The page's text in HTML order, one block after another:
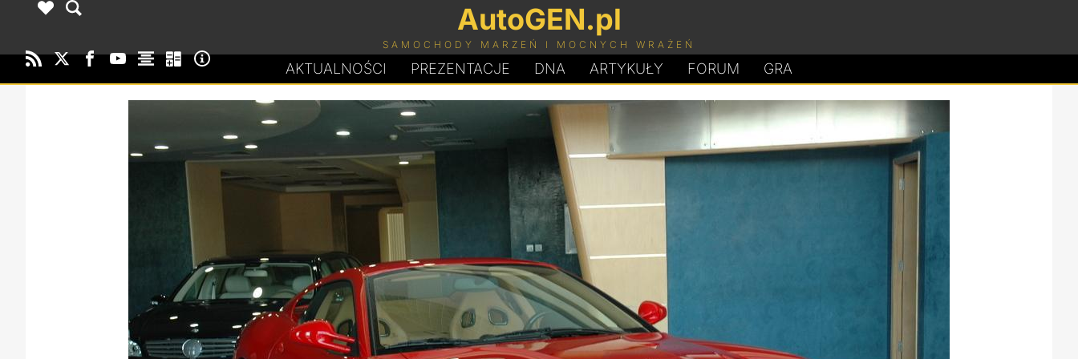
AutoGEN.pl
SAMOCHODY MARZEŃ I MOCNYCH WRAŻEŃ
AKTUALNOŚCI PREZENTACJE DNA ARTYKUŁY FORUM GRA